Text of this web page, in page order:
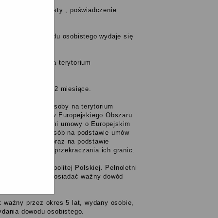
dowód osobisty , poświadczenie
dowodu osobistego wydaje się
poza terytorium
niż przez 2 miesiące.
polskie osoby na terytorium
państw Europejskiego Obszaru
stronami umowy o Europejskim
przepływu osób na podstawie umów
oraz na podstawie
do przekraczania ich granic.
Rzeczypospolitej Polskiej. Pełnoletni
obowiązany posiadać ważny dowód
przez okres 5 lat, wydany osobie,
dowodu osobistego.